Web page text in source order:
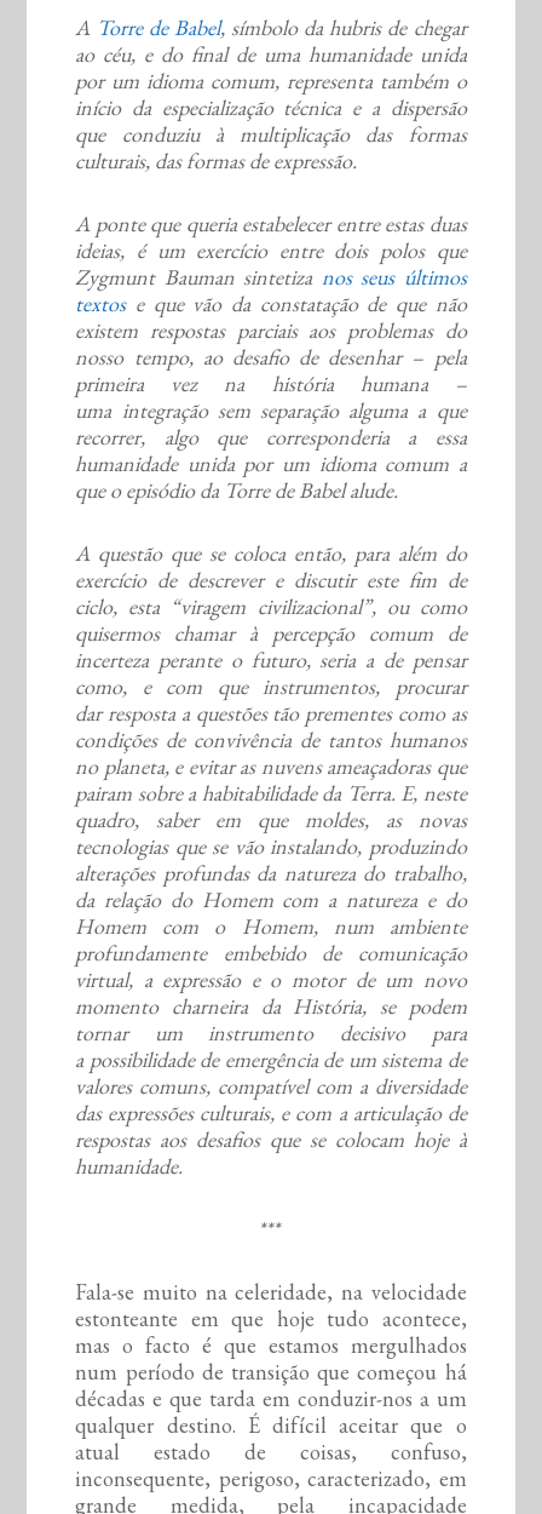
A Torre de Babel, símbolo da hubris de chegar
ao céu, e do final de uma humanidade unida
por um idioma comum, representa também o
início da especialização técnica e a dispersão
que conduziu à multiplicação das formas
culturais, das formas de expressão.
A ponte que queria estabelecer entre estas duas
ideias, é um exercício entre dois polos que
Zygmunt Bauman sintetiza nos seus últimos
textose que vão da constatação de que não
existem respostas parciais aos problemas do
nosso tempo, ao desafio de desenhar – pela
primeira vez na história humana –
uma integração sem separação alguma a que
recorrer, algo que corresponderia a essa
humanidade unida por um idioma comum a
que o episódio da Torre de Babel alude.
A questão que se coloca então, para além do
exercício de descrever e discutir este fim de
ciclo, esta “viragem civilizacional”, ou como
quisermos chamar à percepção comum de
incerteza perante o futuro, seria a de pensar
como, e com que instrumentos, procurar
dar resposta a questões tão prementes como as
condições de convivência de tantos humanos
no planeta, e evitar as nuvens ameaçadoras que
pairam sobre a habitabilidade da Terra. E, neste
quadro, saber em que moldes, as novas
tecnologias que se vão instalando, produzindo
alterações profundas da natureza do trabalho,
da relação do Homem com a natureza e do
Homem com o Homem, num ambiente
profundamente embebido de comunicação
virtual, a expressão e o motor de um novo
momento charneira da História, se podem
tornar um instrumento decisivo para
a possibilidade de emergência de um sistema de
valores comuns, compatível com a diversidade
das expressões culturais, e com a articulação de
respostas aos desafios que se colocam hoje à
humanidade.
***
Fala-se muito na celeridade, na velocidade
estonteante em que hoje tudo acontece,
mas o facto é que estamos mergulhados
num período de transição que começou há
décadas e que tarda em conduzir-nos a um
qualquer destino. É difícil aceitar que o
atual estado de coisas, confuso,
inconsequente, perigoso, caracterizado, em
grande medida, pela incapacidade